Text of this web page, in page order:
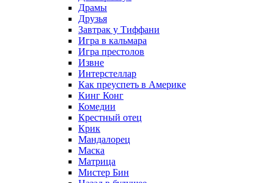
Драмы
Друзья
Завтрак у Тиффани
Игра в кальмара
Игра престолов
Извне
Интерстеллар
Как преуспеть в Америке
Кинг Конг
Комедии
Крестный отец
Крик
Мандалорец
Маска
Матрица
Мистер Бин